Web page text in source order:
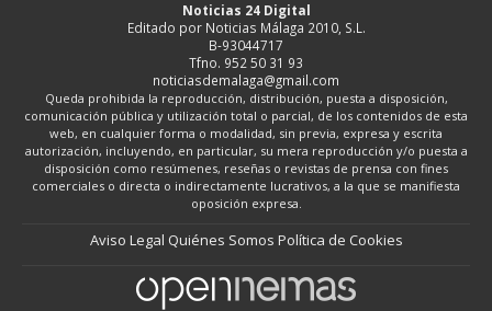
Noticias 24 Digital
Editado por Noticias Málaga 2010, S.L.
B-93044717
Tfno. 952 50 31 93
noticiasdemalaga@gmail.com
Queda prohibida la reproducción, distribución, puesta a disposición,
comunicación pública y utilización total o parcial, de los contenidos de esta
web, en cualquier forma o modalidad, sin previa, expresa y escrita
autorización, incluyendo, en particular, su mera reproducción y/o puesta a
disposición como resúmenes, reseñas o revistas de prensa con fines
comerciales o directa o indirectamente lucrativos, a la que se manifiesta
oposición expresa.
Aviso Legal Quiénes Somos Política de Cookies